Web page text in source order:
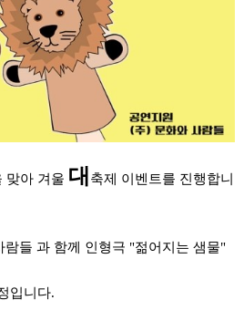
맞아 겨울 대 축제 이벤트를 진행합니
람들 과 함께 인형극 "젊어지는 샘물"
입니다.